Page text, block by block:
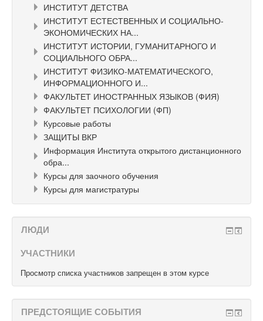
ИНСТИТУТ ДЕТСТВА
ИНСТИТУТ ЕСТЕСТВЕННЫХ И СОЦИАЛЬНО-
ЭКОНОМИЧЕСКИХ НА...
ИНСТИТУТ ИСТОРИИ, ГУМАНИТАРНОГО И
СОЦИАЛЬНОГО ОБРА...
ИНСТИТУТ ФИЗИКО-МАТЕМАТИЧЕСКОГО,
ИНФОРМАЦИОННОГО И...
ФАКУЛЬТЕТ ИНОСТРАННЫХ ЯЗЫКОВ (ФИЯ)
ФАКУЛЬТЕТ ПСИХОЛОГИИ (ФП)
Курсовые работы
ЗАЩИТЫ ВКР
Информация Института открытого дистанционного
обра...
Курсы для заочного обучения
Курсы для магистратуры
ЛЮДИ
УЧАСТНИКИ
Просмотр списка участников запрещен в этом курсе
ПРЕДСТОЯЩИЕ СОБЫТИЯ